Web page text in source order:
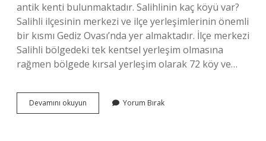
antik kenti bulunmaktadır. Salihlinin kaç köyü var?
Salihli ilçesinin merkezi ve ilçe yerleşimlerinin önemli
bir kısmı Gediz Ovası’nda yer almaktadır. İlçe merkezi
Salihli bölgedeki tek kentsel yerleşim olmasına
rağmen bölgede kırsal yerleşim olarak 72 köy ve…
Devamını okuyun
Nin
Yorum Bırak